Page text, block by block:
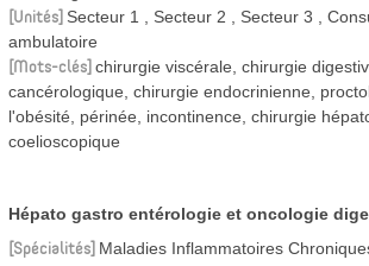
Unités Secteur 1 Secteur 2 Secteur 3
ambulatoire
Mots-clés chirurgie viscérale, chirurgie
cancérologique, chirurgie endocrinienne,
l'obésité, périnée, incontinence, chirurgie
coelioscopique
Hépato gastro entérologie et oncologie
Spécialités Maladies Inflammatoires